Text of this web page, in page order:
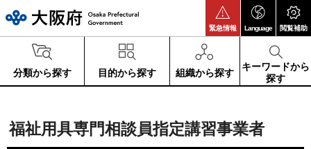
緊急情報 Language 閲覧補助
分類から探す 目的から探す 組織から探す
キーワードから
探す
福祉用具専門相談員指定講習事業者